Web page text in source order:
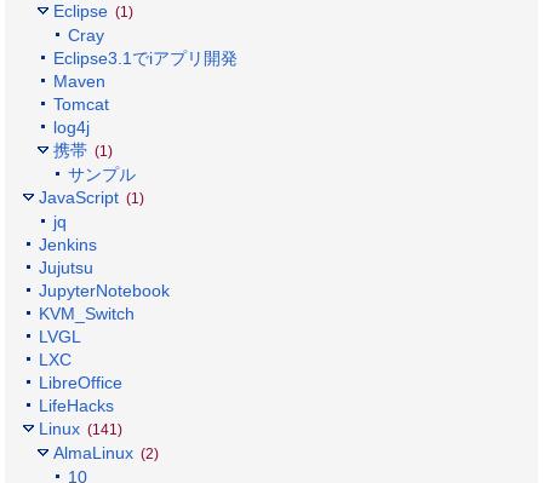
Eclipse (1)
Cray
Eclipse3.1でiアプリ開発
Maven
Tomcat
log4j
携帯 (1)
サンプル
JavaScript (1)
jq
Jenkins
Jujutsu
JupyterNotebook
KVM_Switch
LVGL
LXC
LibreOffice
LifeHacks
Linux (141)
AlmaLinux (2)
10